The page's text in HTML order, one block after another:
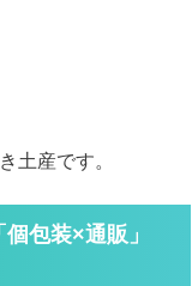
土産です。
包装×通販」